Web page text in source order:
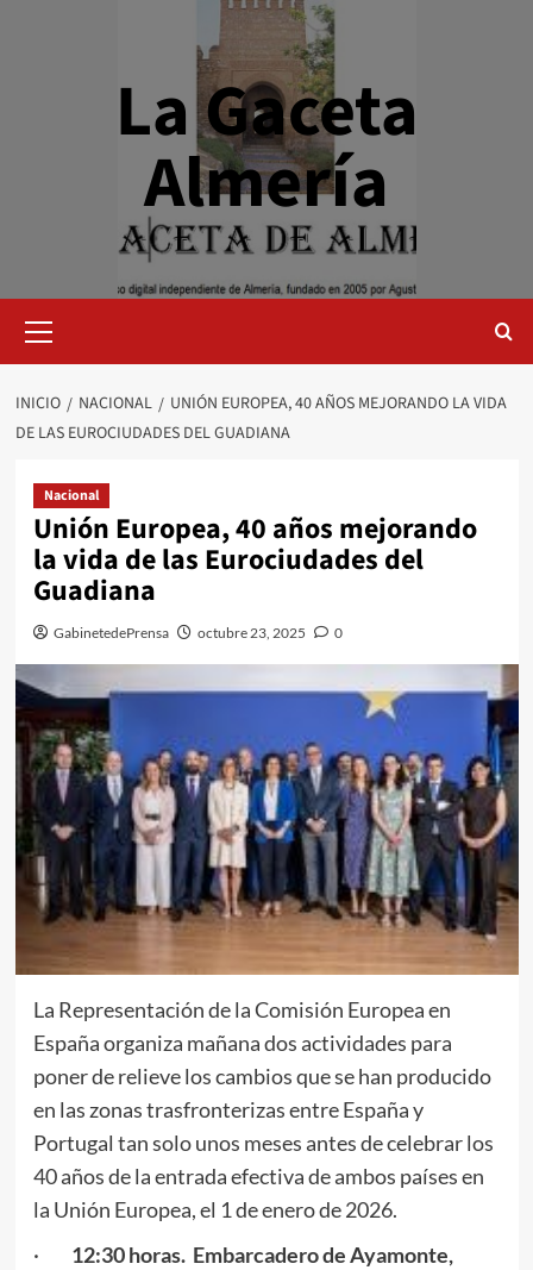
La Gaceta
Almería
primario
INICIO NACIONAL
UNIÓN EUROPEA, 40 AÑOS MEJORANDO LA VIDA
DE LAS EUROCIUDADES DEL GUADIANA
Nacional
Unión Europea, 40 años mejorando
la vida de las Eurociudades del
Guadiana
GabinetedePrensa octubre 23, 2025 0
La Representación de la Comisión Europea en
España organiza mañana dos actividades para
poner de relieve los cambios que se han producido
en las zonas trasfronterizas entre España y
Portugal tan solo unos meses antes de celebrar los
40 años de la entrada efectiva de ambos países en
la Unión Europea, el 1 de enero de 2026.
· 12:30 horas. Embarcadero de Ayamonte,